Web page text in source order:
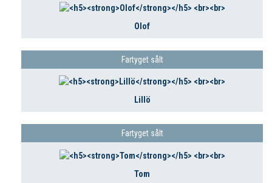
Olof
Fartyget sålt
Lillö
Fartyget sålt
Tom